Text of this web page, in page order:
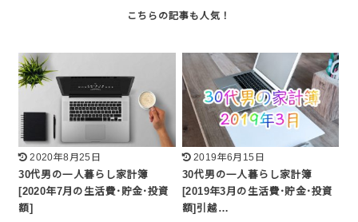
2020年8月25日
30代男の一人暮らし家計簿
[2020年7月の生活費･貯金･投資
額]
2019年6月15日
30代男の一人暮らし家計簿
[2019年3月の生活費･貯金･投資
額]引越…